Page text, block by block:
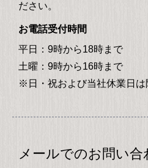
ださい。
お電話受付時間
平日：9時から18時まで
土曜：9時から16時まで
※日・祝および当社休業日は
メールでのお問い合